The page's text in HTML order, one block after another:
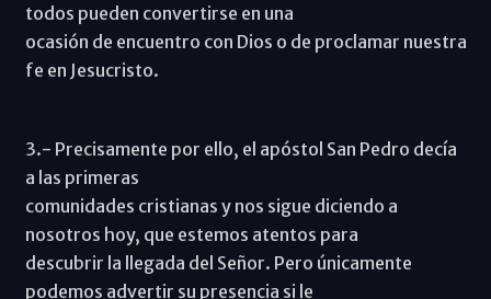
todos pueden convertirse en una
ocasión de encuentro con Dios o de proclamar nuestra
fe en Jesucristo.
3.- Precisamente por ello, el apóstol San Pedro decía
a las primeras
comunidades cristianas y nos sigue diciendo a
nosotros hoy, que estemos atentos para
descubrir la llegada del Señor. Pero únicamente
podemos advertir su presencia si le